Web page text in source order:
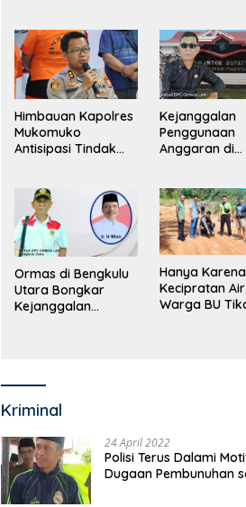
Laki Lapor
Kejagung
Himbauan Kapolres
Mukomuko
Antisipasi Tindak
Orang
Kejanggalan
Penggunaan
Anggaran di
Bakal
Ormas di Bengkulu
Utara Bongkar
Kejanggalan
Hanya Karena
Kecipratan
Warga BU
Kriminal
24 April 2022
Polisi Terus Dalami
Dugaan Pembunuhan